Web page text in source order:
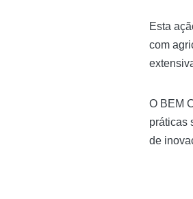
Esta
com
O BEM
práticas
de